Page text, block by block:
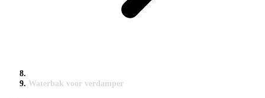
Waterbak voor verdamper